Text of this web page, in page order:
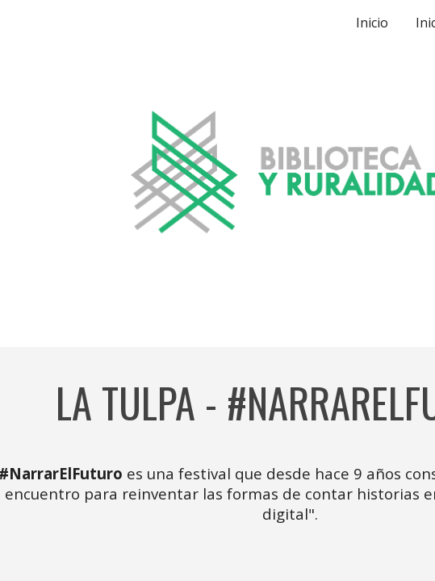
Skip to
Inicio
LA TULPA -
#NarrarElFuturo es una festival que desde hace 9 años
encuentro para reinventar las formas de contar historias
digital".